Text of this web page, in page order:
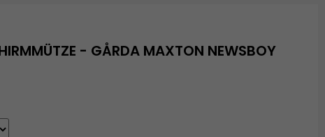
- GÅRDA MAXTON NEWSBOY